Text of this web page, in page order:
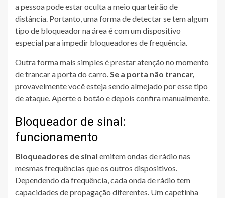
a pessoa pode estar oculta a meio quarteirão de
distância. Portanto, uma forma de detectar se tem algum
tipo de bloqueador na área é com um dispositivo
especial para impedir bloqueadores de frequência.
Outra forma mais simples é prestar atenção no momento
de trancar a porta do carro.Se a porta não trancar,
provavelmente você esteja sendo almejado por esse tipo
de ataque. Aperte o botão e depois confira manualmente.
Bloqueador de sinal:
funcionamento
Bloqueadores de sinal emitemondas de rádio nas
mesmas frequências que os outros dispositivos.
Dependendo da frequência, cada onda de rádio tem
capacidades de propagação diferentes. Um capetinha